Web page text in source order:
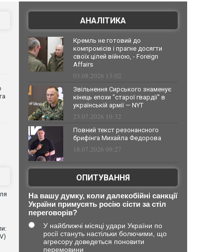
АНАЛІТИКА
Кремль не готовий до
компромісів і прагне досягти
своїх цілей війною, - Foreign
Affairs
03.08.2026 13:02
Звільнення Сирського знаменує
кінець епохи "старої гвардії" в
українській армії — NYT
23.07.2026 10:32
Повний текст резонансного
брифінга Михайла Федорова
18.07.2026 09:27
ОПИТУВАННЯ
На вашу думку, коли далекобійні санкції
України примусять росію сісти за стіл
переговорів?
У найближчі місяці удари України по
росії стануть настільки болючими, що
агресору доведеться поновити
перемовини